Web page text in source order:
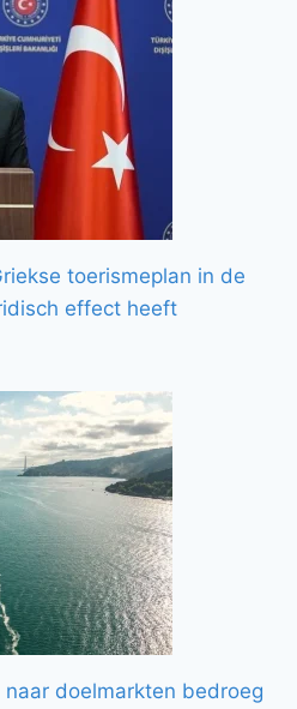
toerismeplan in de
effect heeft
doelmarkten bedroeg